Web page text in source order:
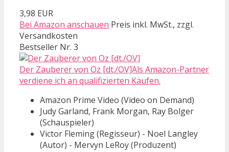
3,98 EUR
Bei Amazon anschauen Preis inkl. MwSt., zzgl.
Versandkosten
Bestseller Nr. 3
Der Zauberer von Oz [dt./OV]Als Amazon-Partner
verdiene ich an qualifizierten Käufen.
Amazon Prime Video (Video on Demand)
Judy Garland, Frank Morgan, Ray Bolger
(Schauspieler)
Victor Fleming (Regisseur) - Noel Langley
(Autor) - Mervyn LeRoy (Produzent)